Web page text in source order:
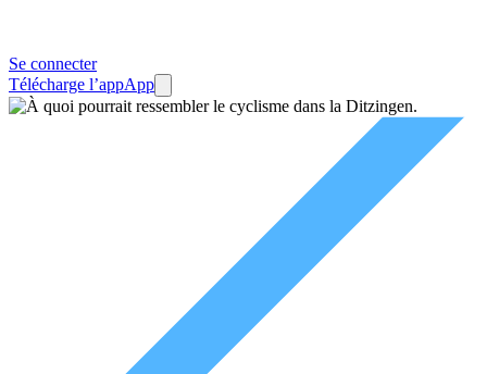
Se connecter
Télécharge l’appApp